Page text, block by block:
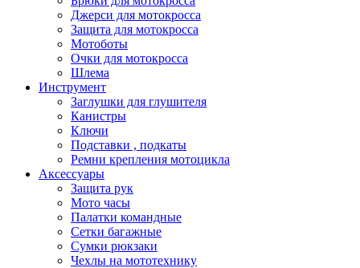
Джерси для мотокросса
Защита для мотокросса
Мотоботы
Очки для мотокросса
Шлема
Инструмент
Заглушки для глушителя
Канистры
Ключи
Подставки , подкаты
Ремни крепления мотоцикла
Аксессуары
Защита рук
Мото часы
Палатки командные
Сетки багажные
Сумки рюкзаки
Чехлы на мототехнику